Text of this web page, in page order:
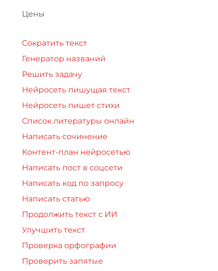
Цены
Сократить текст
Генератор названий
Решить задачу
Нейросеть пишущая текст
Нейросеть пишет стихи
Список литературы онлайн
Написать сочинение
Контент-план нейросетью
Написать пост в соцсети
Написать код по запросу
Написать статью
Продолжить текст с ИИ
Улучшить текст
Проверка орфографии
Проверить запятые